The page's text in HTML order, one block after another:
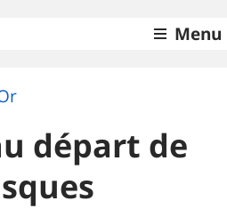
Menu
départ de